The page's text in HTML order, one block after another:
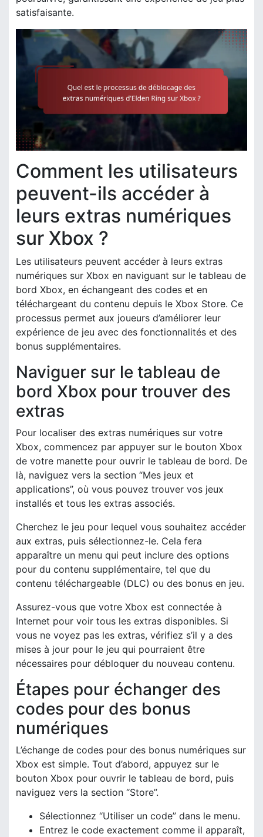
satisfaisante.
Comment les utilisateurs
peuvent-ils accéder à
leurs extras numériques
sur Xbox ?
Les utilisateurs peuvent accéder à leurs extras
numériques sur Xbox en naviguant sur le tableau de
bord Xbox, en échangeant des codes et en
téléchargeant du contenu depuis le Xbox Store. Ce
processus permet aux joueurs d’améliorer leur
expérience de jeu avec des fonctionnalités et des
bonus supplémentaires.
Naviguer sur le tableau de
bord Xbox pour trouver des
extras
Pour localiser des extras numériques sur votre
Xbox, commencez par appuyer sur le bouton Xbox
de votre manette pour ouvrir le tableau de bord. De
là, naviguez vers la section “Mes jeux et
applications”, où vous pouvez trouver vos jeux
installés et tous les extras associés.
Cherchez le jeu pour lequel vous souhaitez accéder
aux extras, puis sélectionnez-le. Cela fera
apparaître un menu qui peut inclure des options
pour du contenu supplémentaire, tel que du
contenu téléchargeable (DLC) ou des bonus en jeu.
Assurez-vous que votre Xbox est connectée à
Internet pour voir tous les extras disponibles. Si
vous ne voyez pas les extras, vérifiez s’il y a des
mises à jour pour le jeu qui pourraient être
nécessaires pour débloquer du nouveau contenu.
Étapes pour échanger des
codes pour des bonus
numériques
L’échange de codes pour des bonus numériques sur
Xbox est simple. Tout d’abord, appuyez sur le
bouton Xbox pour ouvrir le tableau de bord, puis
naviguez vers la section “Store”.
Sélectionnez “Utiliser un code” dans le menu.
Entrez le code exactement comme il apparaît,